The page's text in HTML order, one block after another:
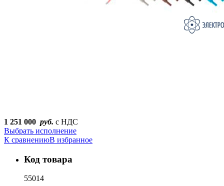
1 251 000 руб. с НДС
Выбрать исполнение
К сравнениюВ избранное
Код товара
55014